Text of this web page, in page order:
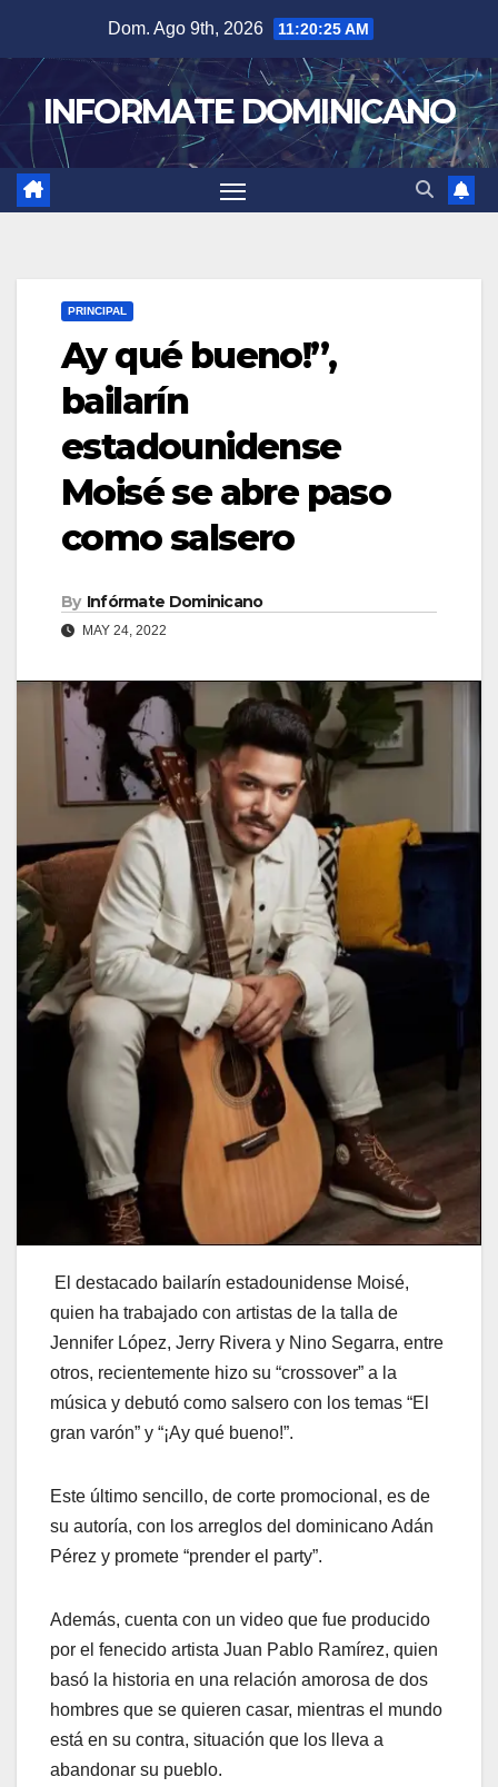
content
Dom. Ago 9th, 2026 11:20:26 AM
INFORMATE DOMINICANO
PRINCIPAL
Ay qué bueno!”,
bailarín
estadounidense
Moisé se abre paso
como salsero
By Infórmate Dominicano
MAY 24, 2022
El destacado bailarín estadounidense Moisé,
quien ha trabajado con artistas de la talla de
Jennifer López, Jerry Rivera y Nino Segarra, entre
otros, recientemente hizo su “crossover” a la
música y debutó como salsero con los temas “El
gran varón” y “¡Ay qué bueno!”.
Este último sencillo, de corte promocional, es de
su autoría, con los arreglos del dominicano Adán
Pérez y promete “prender el party”.
Además, cuenta con un video que fue producido
por el fenecido artista Juan Pablo Ramírez, quien
basó la historia en una relación amorosa de dos
hombres que se quieren casar, mientras el mundo
está en su contra, situación que los lleva a
abandonar su pueblo.